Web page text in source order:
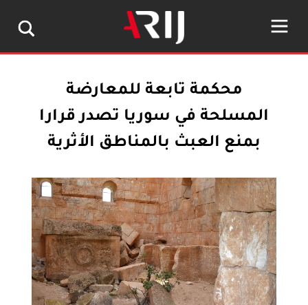
محكمة تابعة للمعارضة
المسلحة في سوريا تصدر قرارا
بمنع العبث بالمناطق الأثرية